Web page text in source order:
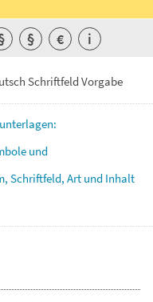
Schriftfeld Vorgabe
und
Schriftfeld, Art und Inhalt
§ € i